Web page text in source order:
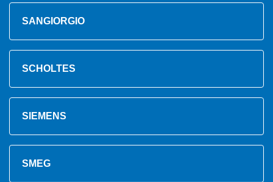
SANGIORGIO
SCHOLTES
SIEMENS
SMEG